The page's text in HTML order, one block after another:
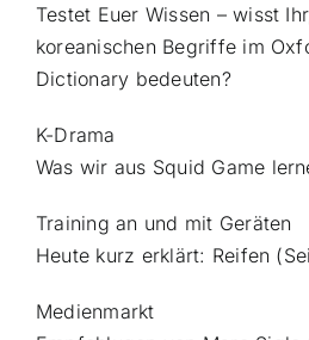
Testet Euer Wissen – wisst
koreanischen Begriffe im
Dictionary bedeuten?
K-Drama
Was wir aus Squid Game
Training an und mit Geräten
Heute kurz erklärt: Reifen
Medienmarkt